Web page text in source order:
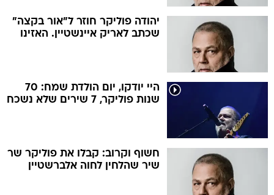
יהודה פוליקר חוזר ל"אור בקצה"
שכתב לאריק איינשטיין. האזינו
היי יודקו, יום הולדת שמח: 70
שנות פוליקר, 7 שירים שלא נשכח
חשוף וקרוב: קבלו את פוליקר שר
שיר שהלחין לחוה אלברשטיין